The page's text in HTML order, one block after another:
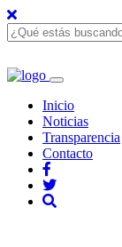
Inicio
Noticias
Transparencia
Contacto